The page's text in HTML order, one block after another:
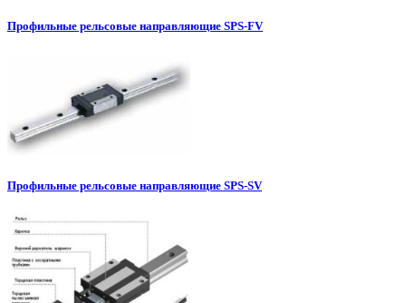
Профильные рельсовые направляющие SPS-FV
Профильные рельсовые направляющие SPS-SV